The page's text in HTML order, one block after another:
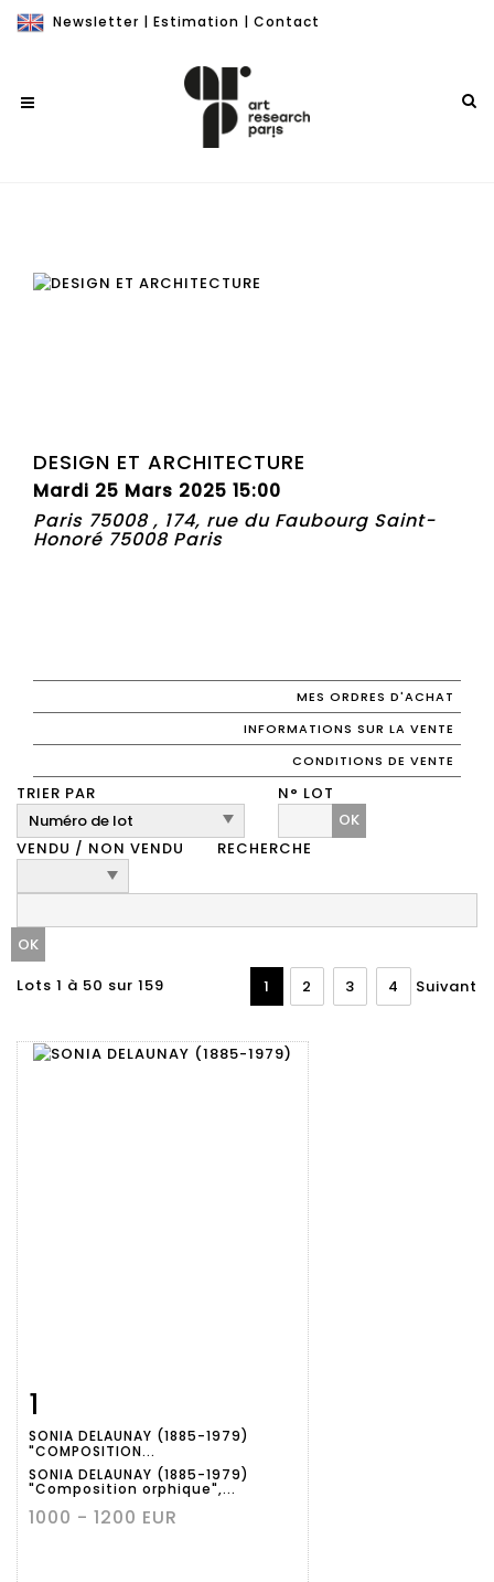
Newsletter | Estimation | Contact
DESIGN ET ARCHITECTURE
Mardi 25 Mars 2025 15:00
Paris 75008 , 174, rue du Faubourg Saint-
Honoré 75008 Paris
MES ORDRES D'ACHAT
INFORMATIONS SUR LA VENTE
CONDITIONS DE VENTE
TRIER PAR
N° LOT
OK
VENDU / NON VENDU
RECHERCHE
Lots 1 à 50 sur 159 1 2 3 4 Suivant
détaillée
1
SONIA DELAUNAY (1885-1979)
"COMPOSITION...
SONIA DELAUNAY (1885-1979)
"Composition orphique",...
1000 - 1200 EUR